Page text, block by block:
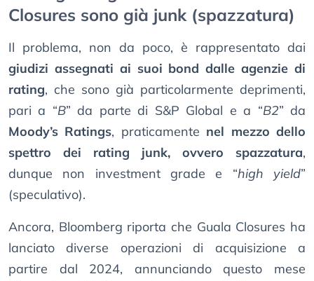
Closures sono già junk (spazzatura)
Il problema, non da poco, è rappresentato dai
giudizi assegnati ai suoi bond dalle agenzie di
rating, che sono già particolarmente deprimenti,
pari a “B” da parte di S&P Global e a “B2” da
Moody’s Ratings, praticamente nel mezzo dello
spettro dei rating junk, ovvero spazzatura,
dunque non investment grade e “high yield”
(speculativo).
Ancora, Bloomberg riporta che Guala Closures ha
lanciato diverse operazioni di acquisizione a
partire dal 2024, annunciando questo mese